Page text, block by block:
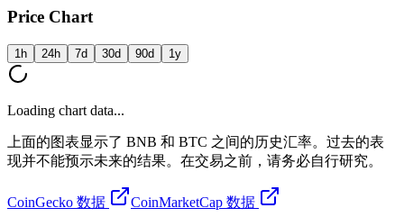
Price Chart
1h 24h 7d 30d 90d 1y
Loading chart data...
上面的图表显示了 BNB 和 BTC 之间的历史汇率。过去的表
现并不能预示未来的结果。在交易之前，请务必自行研究。
CoinGecko 数据 CoinMarketCap 数据